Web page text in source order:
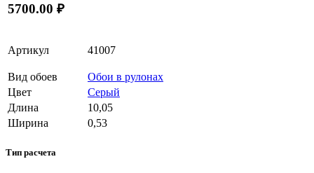
5700.00 ₽
Артикул 41007
Вид обоев
Обои в рулонах
Цвет
Серый
Длина
10,05
Ширина
0,53
Тип расчета